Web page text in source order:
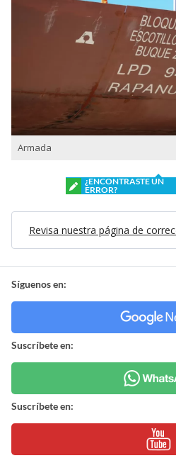
Armada
¿ENCONTRASTE UN
ERROR?
Revisa nuestra página de
Síguenos en:
Suscríbete en:
Suscríbete en: